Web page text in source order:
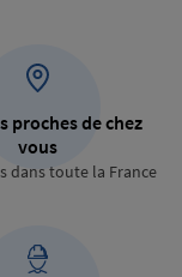
proches de chez
vous
dans toute la France